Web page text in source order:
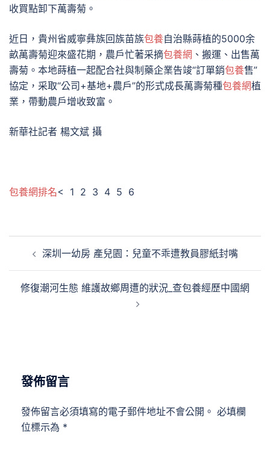
收買點卸下萬壽菊。
近日，貴州省威寧彝族回族苗族包養自治縣蒔植的5000余
畝萬壽菊迎來盛花期，農戶忙著采摘包養網 、搬運、出售萬
壽菊。本地蒔植一起配合社與制藥企業告竣“訂單銷包養售”
協定，采取“公司+基地+農戶”的形式成長萬壽菊種包養網植
業，帶動農戶增收致富。
新華社記者 楊文斌 攝
包養網排名< 1 2 3 4 5 6
覽
深圳一幼房 產兒園：兒童不乖遭教員膠紙封嘴
修復潮河生態 維護故鄉周遭的狀況_查包養經歷中國網
發佈留言
發佈留言必須填寫的電子郵件地址不會公開。 必填欄
位標示為 *